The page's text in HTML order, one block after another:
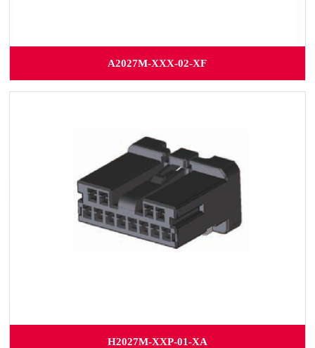
A2027M-XXX-02-XF
H2027M-XXP-01-XA